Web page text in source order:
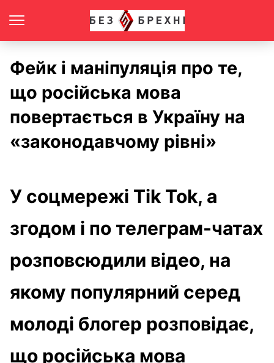
Фейк і маніпуляція про те,
що російська мова
повертається в Україну на
«законодавчому рівні»
У соцмережі Tik Tok, а
згодом і по телеграм-чатах
розповсюдили відео, на
якому популярний серед
молоді блогер розповідає,
що російська мова